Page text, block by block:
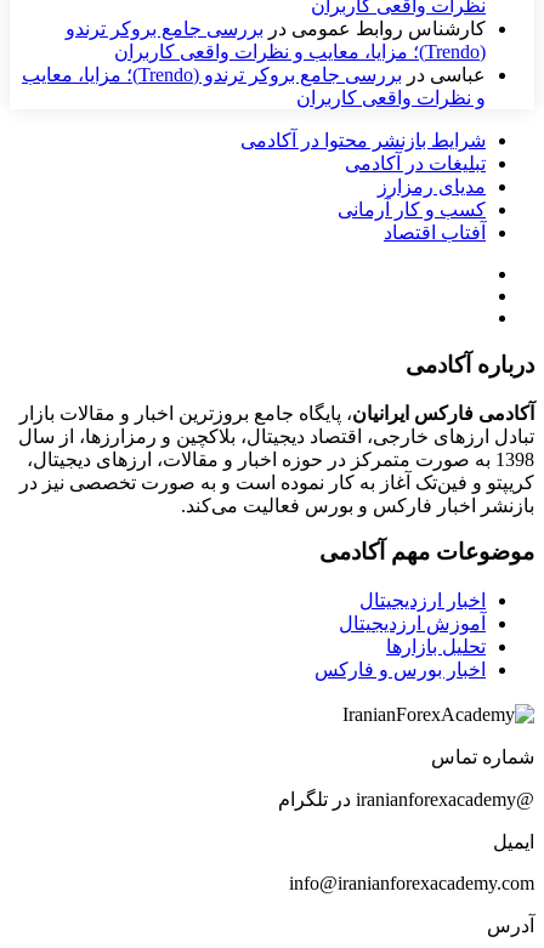
نظرات واقعی کاربران
کارشناس روابط عمومی در بررسی جامع بروکر ترندو
(Trendo)؛ مزایا، معایب و نظرات واقعی کاربران
عباسی در
بررسی جامع بروکر ترندو (Trendo)؛ مزایا، معایب
و نظرات واقعی کاربران
شرایط بازنشر محتوا در آکادمی
تبلیغات در آکادمی
مدیای رمزارز
کسب و کار آرمانی
آفتاب اقتصاد
درباره آکادمی
آکادمی فارکس ایرانیان، پایگاه جامع بروزترین اخبار و مقالات بازار
تبادل ارزهای خارجی، اقتصاد دیجیتال، بلاکچین و رمزارزها، از سال
1398 به صورت متمرکز در حوزه اخبار و مقالات، ارزهای‌ دیجیتال،
کریپتو و فین‌تک آغاز به کار نموده است و به صورت تخصصی نیز در
بازنشر اخبار فارکس و بورس فعالیت می‌کند.
موضوعات مهم آکادمی
اخبار ارزدیجیتال
آموزش ارزدیجیتال
تحلیل بازارها
اخبار بورس و فارکس
شماره تماس
@iranianforexacademy در تلگرام
ایمیل
info@iranianforexacademy.com
آدرس